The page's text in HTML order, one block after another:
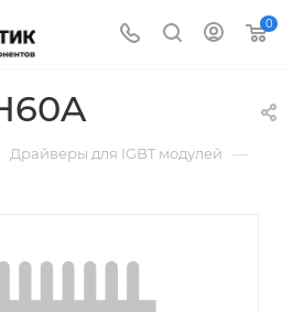
0
Драйверы для IGBT модулей —